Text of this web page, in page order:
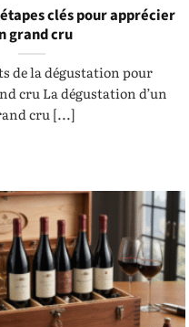
clés pour apprécier
grand cru
de la dégustation pour
cru La dégustation d’un
cru [...]